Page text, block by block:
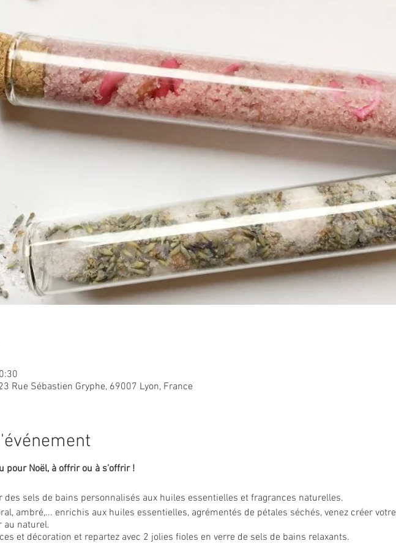
Rue Sébastien Gryphe, 69007 Lyon, France
pour Noël, à offrir ou à s’offrir !
des sels de bains personnalisés aux huiles essentielles et fragrances naturelles.
ambré,... enrichis aux huiles essentielles, agrémentés de pétales séchés, venez créer votre
au naturel.
et décoration et repartez avec 2 jolies fioles en verre de sels de bains relaxants.